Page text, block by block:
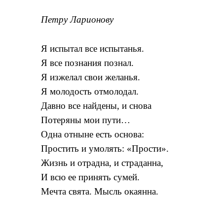
Петру Ларионову
Я испытал все испытанья.
Я все познания познал.
Я изжелал свои желанья.
Я молодость отмолодал.
Давно все найдены, и снова
Потеряны мои пути…
Одна отныне есть основа:
Простить и умолять: «Прости».
Жизнь и отрадна, и страданна,
И всю ее принять сумей.
Мечта свята. Мысль окаянна.